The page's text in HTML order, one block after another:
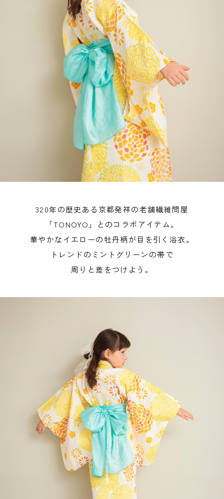
320年の歴史ある京都発祥の老舗繊維問屋
「TONOYO」とのコラボアイテム。
華やかなイエローの牡丹柄が目を引く浴衣。
トレンドのミントグリーンの帯で
周りと差をつけよう。